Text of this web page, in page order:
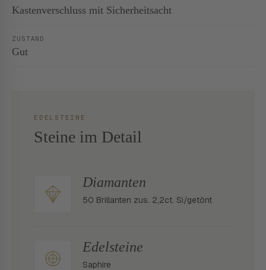
Kastenverschluss mit Sicherheitsacht
ZUSTAND
Gut
EDELSTEINE
Steine im Detail
Diamanten
50 Brillanten zus. 2,2ct. Si/getönt
Edelsteine
Saphire